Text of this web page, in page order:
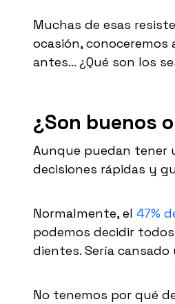
Muchas de esas
ocasión,
antes… ¿Qué son los
¿Son buenos
Aunque puedan tener
decisiones rápidas y
Normalmente, el 47%
podemos decidir
dientes. Sería
No tenemos por qué